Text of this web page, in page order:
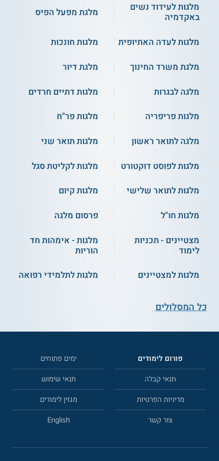
מלגות לעידוד נשים
באקדמיה
מלגת מפעל הפיס
מלגות לעדה האתיופית
מלגות חונכות
מלגת משרד החינוך
מלגת דיור
מלגה לבגרות
מלגות דתיים חרדים
מלגות פריפריה
מלגות פר"ח
מלגה לתואר ראשון
מלגות תואר שני
מלגות לפוסט דוקטורט
מלגות לקליטת סגל
מלגות לתואר שלישי
מלגות קיום
מלגות חו"ל
פרסום מלגה
מצטיינים - תכניות
לימוד
מלגות - אימהות חד
הוריות
מלגות למצטיינים
מלגות לתלמידי רפואה
כל המסלולים
פורום לימודים
ימים פתוחים
תנאי קבלה
תנאי שימוש
מדיניות הפרטיות
מגזין לימודים
צור קשר
English